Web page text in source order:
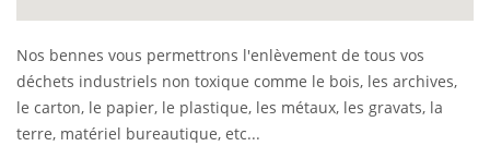
Nos bennes vous permettrons l'enlèvement de tous vos
déchets industriels non toxique comme le bois, les archives,
le carton, le papier, le plastique, les métaux, les gravats, la
terre, matériel bureautique, etc...